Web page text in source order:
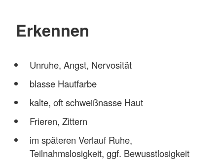
Erkennen
Unruhe, Angst, Nervosität
blasse Hautfarbe
kalte, oft schweißnasse Haut
Frieren, Zittern
im späteren Verlauf Ruhe,
Teilnahmslosigkeit, ggf. Bewusstlosigkeit